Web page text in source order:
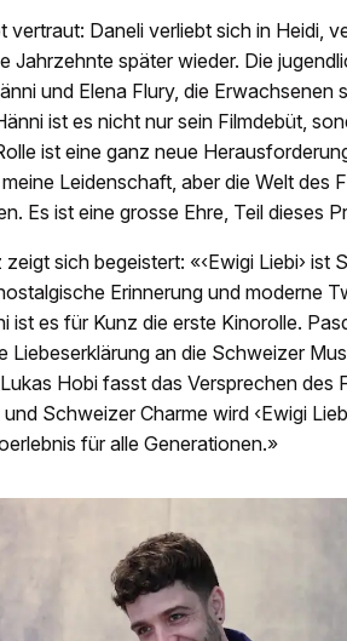
vertraut: Daneli verliebt sich in Heidi,
Jahrzehnte später wieder. Die
und Elena Flury, die Erwachsenen
ist es nicht nur sein Filmdebüt,
ist eine ganz neue
Leidenschaft, aber die Welt des
Es ist eine grosse Ehre, Teil dieses
sich begeistert: «‹Ewigi Liebi› ist
Erinnerung und moderne
ist es für Kunz die erste Kinorolle.
Liebeserklärung an die Schweizer
Hobi fasst das Versprechen des
Schweizer Charme wird ‹Ewigi
für alle Generationen.»